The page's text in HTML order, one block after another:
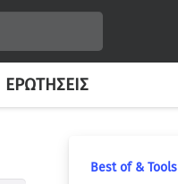
ΕΡΩΤΉΣΕΙΣ
Best of & Tools